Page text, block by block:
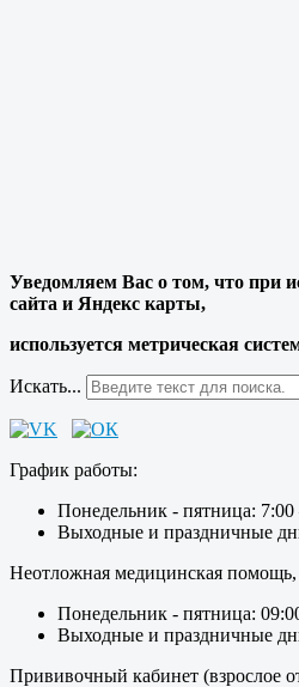
Уведомляем Вас о том, что при
сайта и Яндекс карты,
используется метрическая
Искать...
График работы:
Понедельник - пятница: 7:00
Выходные и праздничные
Неотложная медицинская помощь,
Понедельник - пятница:
Выходные и праздничные
Прививочный кабинет (взрослое